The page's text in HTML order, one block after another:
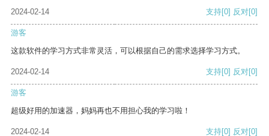
2024-02-14
支持[0] 反对[0]
游客
这款软件的学习方式非常灵活，可以根据自己的需求选择学习方式。
2024-02-14 支持[0] 反对[0]
游客
超级好用的加速器，妈妈再也不用担心我的学习啦！
2024-02-14 支持[0] 反对[0]